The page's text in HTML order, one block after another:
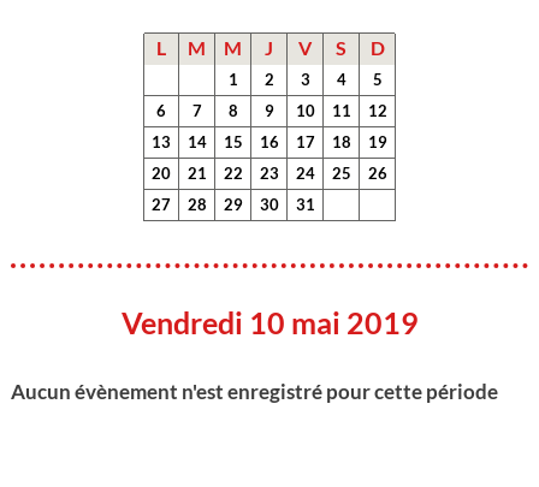
L M M J V S D
1 2 3 4
5
6
7 8 9 10 11
12
13
14 15 16 17 18
19
20
21 22 23 24 25
26
27
28 29 30 31
Vendredi 10 mai 2019
Aucun évènement n'est enregistré pour cette période